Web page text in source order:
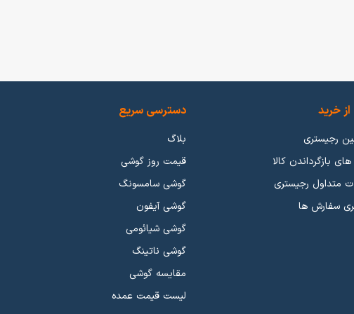
شرکت های زیادی دست به تولید و عرضه گوشی موبایل با امکانات زیاد و
گوشی ها به مرور زمان برای جداسازی از هم با عملکردی که میدهند رتبه بندی شدند. گوشی های بالاترین کیفیت و جدیدترین تکنولوژی رو ارائه میدهند به عنوان گوشی های پرچمدار (Flagship) شناخته شدند. گوشی هایی
وگوشی های گیمینگ
در هر بازاری هرچقدر بیشتر هزینه کنید کالای با کیفیت تری دریافت
خرید
رجیستری
بازگرداندن کالا
متداول رجیستری
سفارش ها
دسترسی سریع
بلاگ
قیمت روز گوشی
گوشی سامسونگ
گوشی آیفون
گوشی شیائومی
گوشی ناتینگ
مقایسه گوشی
لیست قیمت عمده